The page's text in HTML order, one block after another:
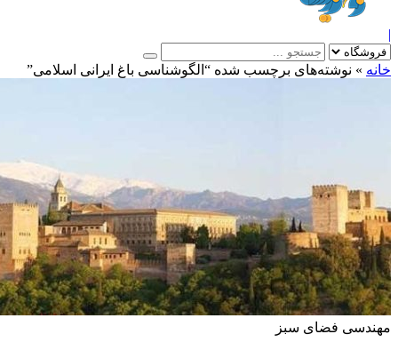
»نوشته‌های برچسب شده “الگوشناسی باغ ایرانی اسلامی”
فضای سبز